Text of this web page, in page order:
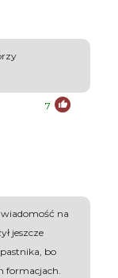
7
wiadomość na
jeszcze
bo
formacjach.